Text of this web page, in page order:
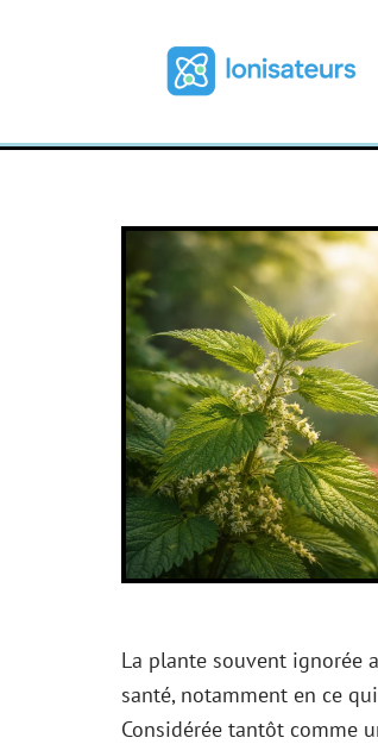
La plante souvent ignorée
santé, notamment en ce
Considérée tantôt comme